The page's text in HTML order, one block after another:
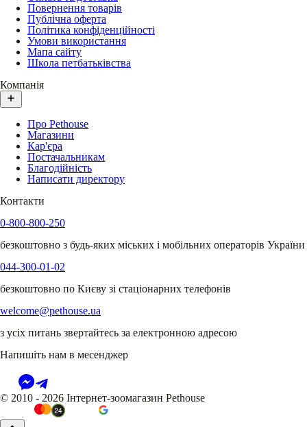
Повернення товарів
Публічна оферта
Політика конфіденційності
Умови використання
Мапа сайту
Школа петбатьківства
Компанія
Про Pethouse
Магазини
Кар'єра
Постачальникам
Благодійність
Написати директору
Контакти
0-800-800-250
безкоштовно з будь-яких міських і мобільних операторів України
044-300-01-02
безкоштовно по Києву зі стаціонарних телефонів
welcome@pethouse.ua
з усіх питань звертайтесь за електронною адресою
Напишіть нам в месенджер
© 2010 - 2026 Інтернет-зоомагазин Pethouse